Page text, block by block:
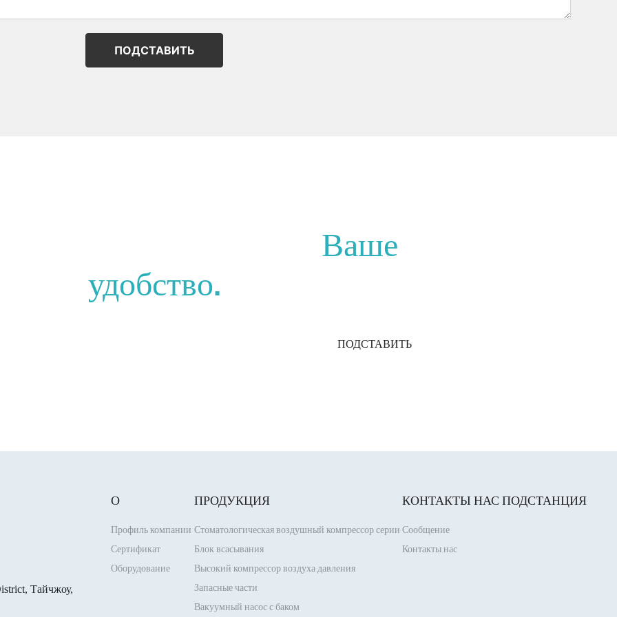
ПОДСТАВИТЬ
Ваше
удобство.
ПОДСТАВИТЬ
Тайчжоу,
О
Профиль компании
Сертификат
Оборудование
ПРОДУКЦИЯ
Стоматологическая воздушный компрессор серии
Блок всасывания
Высокий компрессор воздуха давления
Запасные части
Вакуумный насос с баком
КОНТАКТЫ НАС
Сообщение
Контакты нас
ПОДСТАНЦИЯ